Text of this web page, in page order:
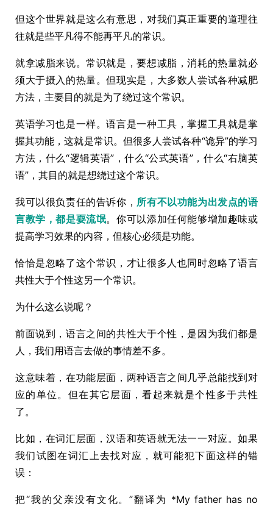
但这个世界就是这么有意思，对我们真正重要的道理往
往就是些平凡得不能再平凡的常识。
就拿减脂来说。常识就是，要想减脂，消耗的热量就必
须大于摄入的热量。但现实是，大多数人尝试各种减肥
方法，主要目的就是为了绕过这个常识。
英语学习也是一样。语言是一种工具，掌握工具就是掌
握其功能，这就是常识。但很多人尝试各种“诡异”的学习
方法，什么“逻辑英语”，什么“公式英语”，什么“右脑英
语”，其目的就是想绕过这个常识。
我可以很负责任的告诉你， 所有不以功能为出发点的语
言教学，都是耍流氓。你可以添加任何能够增加趣味或
提高学习效果的内容，但核心必须是功能。
恰恰是忽略了这个常识，才让很多人也同时忽略了语言
共性大于个性这另一个常识。
为什么这么说呢？
前面说到，语言之间的共性大于个性，是因为我们都是
人，我们用语言去做的事情差不多。
这意味着，在功能层面，两种语言之间几乎总能找到对
应的单位。但在其它层面，看起来就是个性多于共性
了。
比如，在词汇层面，汉语和英语就无法一一对应。如果
我们试图在词汇上去找对应，就可能犯下面这样的错
误：
把“我的父亲没有文化。”翻译为 *My father has no